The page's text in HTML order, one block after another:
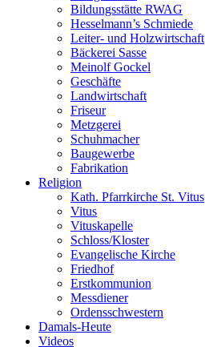
Bildungsstätte RWAG
Hesselmann’s Schmiede
Leiter- und Holzwirtschaft
Bäckerei Sasse
Meinolf Gockel
Geschäfte
Landwirtschaft
Friseur
Metzgerei
Schuhmacher
Baugewerbe
Fabrikation
Religion
Kath. Pfarrkirche St. Vitus
Vitus
Vituskapelle
Schloss/Kloster
Evangelische Kirche
Friedhof
Erstkommunion
Messdiener
Ordensschwestern
Damals-Heute
Videos